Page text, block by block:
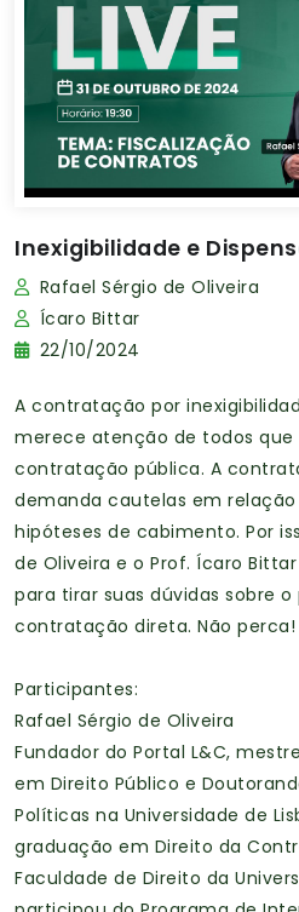
Inexigibilidade e
Rafael Sérgio de Oliveira
Ícaro Bittar
22/10/2024
A contratação por
merece atenção de todos
contratação pública. A
demanda cautelas em
hipóteses de cabimento. Por
de Oliveira e o Prof. Ícaro
para tirar suas dúvidas sobre o
contratação direta. Não perca!
Participantes:
Rafael Sérgio de Oliveira
Fundador do Portal L&C,
em Direito Público e
Políticas na Universidade de
graduação em Direito da
Faculdade de Direito da